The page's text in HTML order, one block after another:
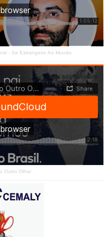
- Se Estrangeiro Ao Mundo
Outro Olhar